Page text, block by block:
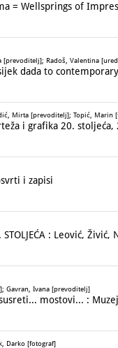
= Wellsprings of
[prevoditelj]; Radoš, Valentina
dada to
Mirta [prevoditelj]; Topić, Marin
i grafika 20.
i zapisi
STOLJEĆA : Leović,
Gavran, Ivana [prevoditelj]
susreti... mostovi... :
Darko [fotograf]